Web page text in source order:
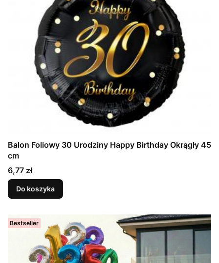
Balon Foliowy 30 Urodziny Happy Birthday Okrągły 45
cm
Cena
6,77 zł
Do koszyka
Bestseller